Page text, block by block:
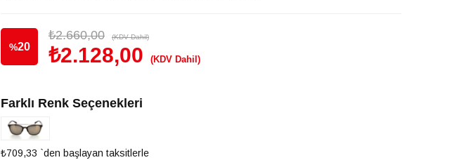
%20
₺2.660,00 (KDV Dahil)
₺2.128,00 (KDV Dahil)
Farklı Renk Seçenekleri
₺709,33 `den başlayan taksitlerle